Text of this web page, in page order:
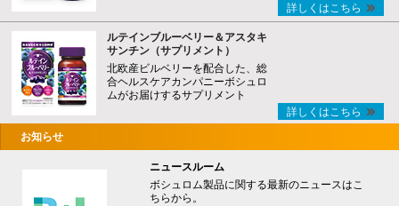
詳しくはこちら
ルテインブルーベリー＆アスタキ
サンチン（サプリメント）
北欧産ビルベリーを配合した、総
合ヘルスケアカンパニーボシュロ
ムがお届けするサプリメント
詳しくはこちら
お知らせ
ニュースルーム
ボシュロム製品に関する最新のニュースはこ
ちらから。